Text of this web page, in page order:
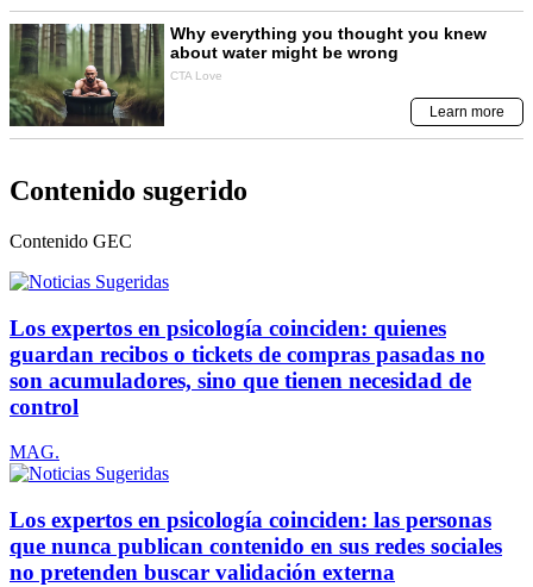
Contenido sugerido
Contenido GEC
Los expertos en psicología coinciden: quienes
guardan recibos o tickets de compras pasadas no
son acumuladores, sino que tienen necesidad de
control
MAG.
Los expertos en psicología coinciden: las personas
que nunca publican contenido en sus redes sociales
no pretenden buscar validación externa